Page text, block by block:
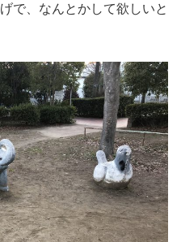
で、なんとかして欲しいと